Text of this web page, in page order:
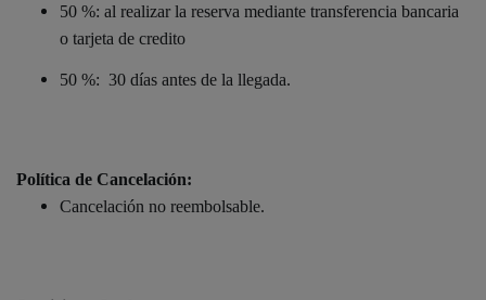
50 %: al realizar la reserva mediante transferencia bancaria
o tarjeta de credito
50 %: 30 días antes de la llegada.
Política de Cancelación:
Cancelación no reembolsable.